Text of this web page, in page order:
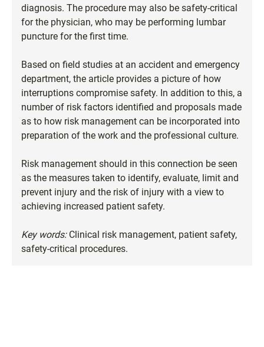
diagnosis. The procedure may also be safety-critical
for the physician, who may be performing lumbar
puncture for the first time.
Based on field studies at an accident and emergency
department, the article provides a picture of how
interruptions compromise safety. In addition to this, a
number of risk factors identified and proposals made
as to how risk management can be incorporated into
preparation of the work and the professional culture.
Risk management should in this connection be seen
as the measures taken to identify, evaluate, limit and
prevent injury and the risk of injury with a view to
achieving increased patient safety.
Key words: Clinical risk management, patient safety,
safety-critical procedures.